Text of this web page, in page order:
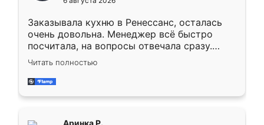
мебели буду заказывать только здесь.
Заказывала кухню в Ренессанс, осталась
очень довольна. Менеджер всё быстро
посчитала, на вопросы отвечала сразу.
Замерщик приехал в субботу, подошёл к
делу со всей ответственностью. Собрали
за день, ребята работали аккуратно, даже
Читать полностью
Аринка Р.